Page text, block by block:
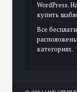
WordPress.
купить
Все
категориях.